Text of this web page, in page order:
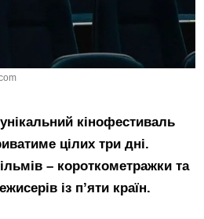
кінофестиваль
цілих три дні.
– короткометражки та
із п’яти країн.